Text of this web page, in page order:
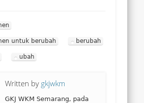
untuk berubah berubah
ubah
Written by gkjwkm
GKJ WKM Semarang, pada